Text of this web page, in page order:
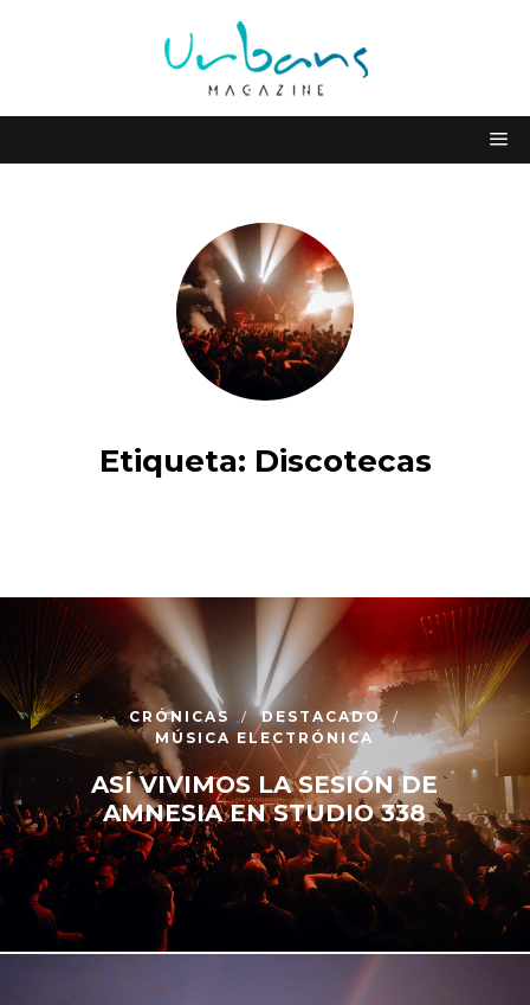
Etiqueta: Discotecas
CRÓNICAS
DESTACADO
MÚSICA ELECTRÓNICA
ASÍ VIVIMOS LA SESIÓN DE
AMNESIA EN STUDIO 338